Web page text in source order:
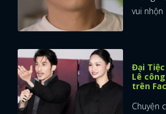
vui nhộn
Đại
Lê
trên
Chuyện